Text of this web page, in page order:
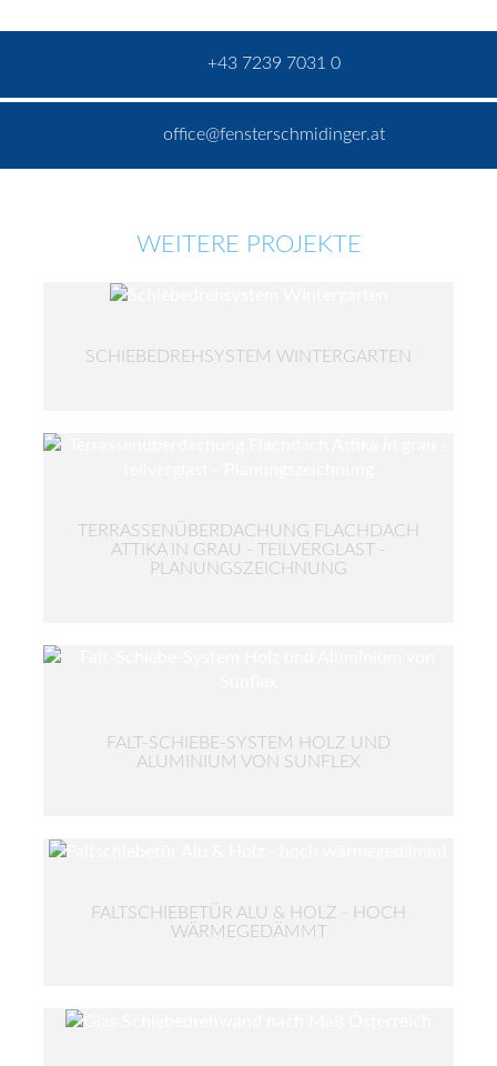
+43 7239 7031 0
office@fensterschmidinger.at
WEITERE PROJEKTE
SCHIEBEDREHSYSTEM WINTERGARTEN
TERRASSENÜBERDACHUNG FLACHDACH
ATTIKA IN GRAU - TEILVERGLAST -
PLANUNGSZEICHNUNG
FALT-SCHIEBE-SYSTEM HOLZ UND
ALUMINIUM VON SUNFLEX
FALTSCHIEBETÜR ALU & HOLZ - HOCH
WÄRMEGEDÄMMT